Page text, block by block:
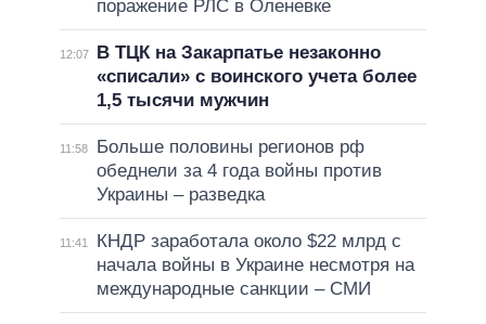
поражение РЛС в Оленевке
12:07
В ТЦК на Закарпатье незаконно
«списали» с воинского учета более
1,5 тысячи мужчин
11:58
Больше половины регионов рф
обеднели за 4 года войны против
Украины – разведка
11:41
КНДР заработала около $22 млрд с
начала войны в Украине несмотря на
международные санкции – СМИ